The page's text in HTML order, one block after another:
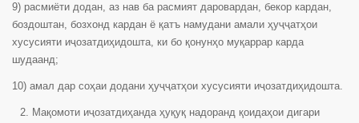
9) расмиёти додан, аз нав ба расмият даровардан, бекор кардан,
боздоштан, бозхонд кардан ё қатъ намудани амали ҳуҷҷатҳои
хусусияти иҷозатдиҳидошта, ки бо қонунҳо муқаррар карда
шудаанд;
10) амал дар соҳаи додани ҳуҷҷатҳои хусусияти иҷозатдиҳидошта.
Мақомоти иҷозатдиҳанда ҳуқуқ надоранд қоидаҳои дигари